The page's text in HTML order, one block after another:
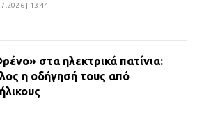
| 13:44
στα ηλεκτρικά πατίνια:
η οδήγησή τους από